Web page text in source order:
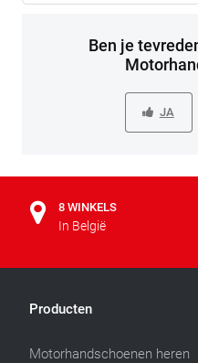
Ben je
JA
8 WINKELS
In België
Producten
Motorhandschoenen heren